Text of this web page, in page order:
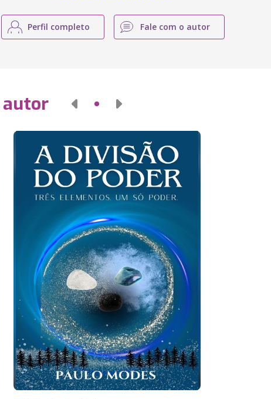
Perfil completo Fale com o autor
autor